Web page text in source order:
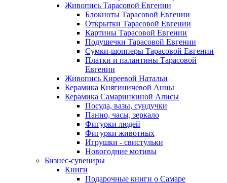
Живопись Тарасовой Евгении
Блокноты Тарасовой Евгении
Открытки Тарасовой Евгении
Картины Тарасовой Евгении
Подушечки Тарасовой Евгении
Сумки-шопперы Тарасовой Евгении
Платки и палантины Тарасовой
Евгении
Живопись Киреевой Натальи
Керамика Княгиничевой Анны
Керамика Самаринкиной Алисы
Посуда, вазы, сундучки
Панно, часы, зеркало
Фигурки людей
Фигурки животных
Игрушки - свистульки
Новогодние мотивы
Бизнес-сувениры
Книги
Подарочные книги о Самаре